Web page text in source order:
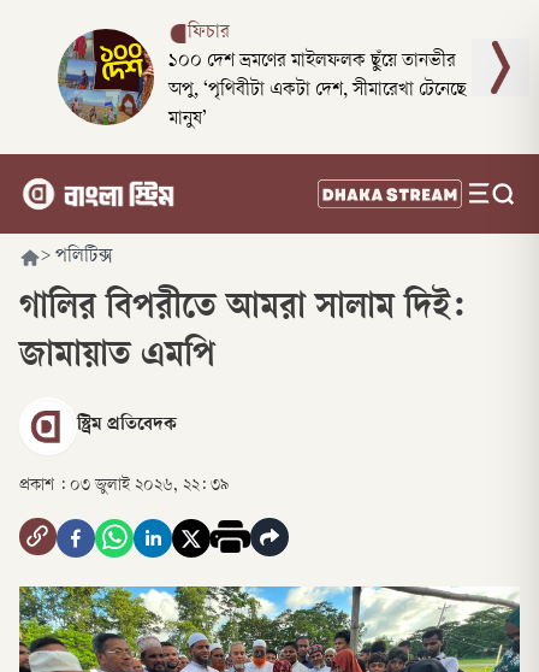
ফিচার
১০০ দেশ ভ্রমণের মাইলফলক ছুঁয়ে তানভীর
অপু, ‘পৃথিবীটা একটা দেশ, সীমারেখা টেনেছে
মানুষ’
> পলিটিক্স
গালির বিপরীতে আমরা সালাম দিই:
জামায়াত এমপি
স্ট্রিম প্রতিবেদক
প্রকাশ : ০৩ জুলাই ২০২৬, ২২: ৩৯